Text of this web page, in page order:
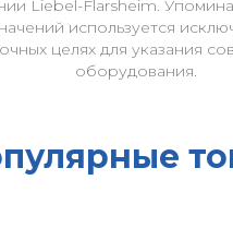
Liebel-Flarsheim.
используется
целях для указания
оборудования.